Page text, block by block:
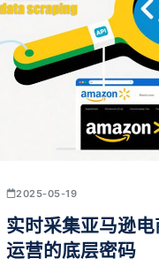
2025-05-19
实时采集亚马逊
运营的底层密码